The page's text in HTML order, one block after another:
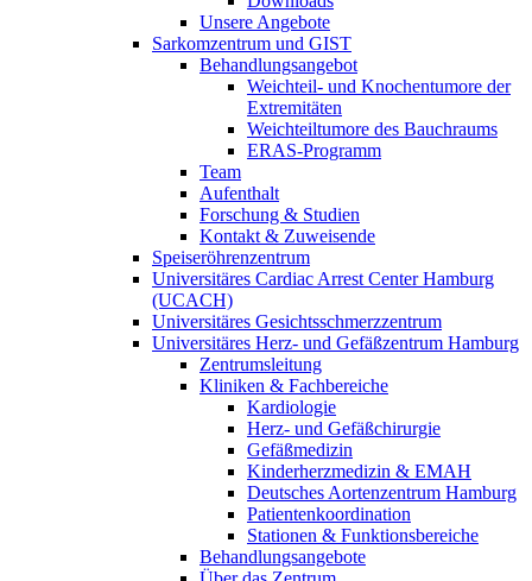
Unsere Angebote
Sarkomzentrum und GIST
Behandlungsangebot
Weichteil- und Knochentumore der
Extremitäten
Weichteiltumore des Bauchraums
ERAS-Programm
Team
Aufenthalt
Forschung & Studien
Kontakt & Zuweisende
Speiseröhrenzentrum
Universitäres Cardiac Arrest Center Hamburg
(UCACH)
Universitäres Gesichtsschmerzzentrum
Universitäres Herz- und Gefäßzentrum Hamburg
Zentrumsleitung
Kliniken & Fachbereiche
Kardiologie
Herz- und Gefäßchirurgie
Gefäßmedizin
Kinderherzmedizin & EMAH
Deutsches Aortenzentrum Hamburg
Patientenkoordination
Stationen & Funktionsbereiche
Behandlungsangebote